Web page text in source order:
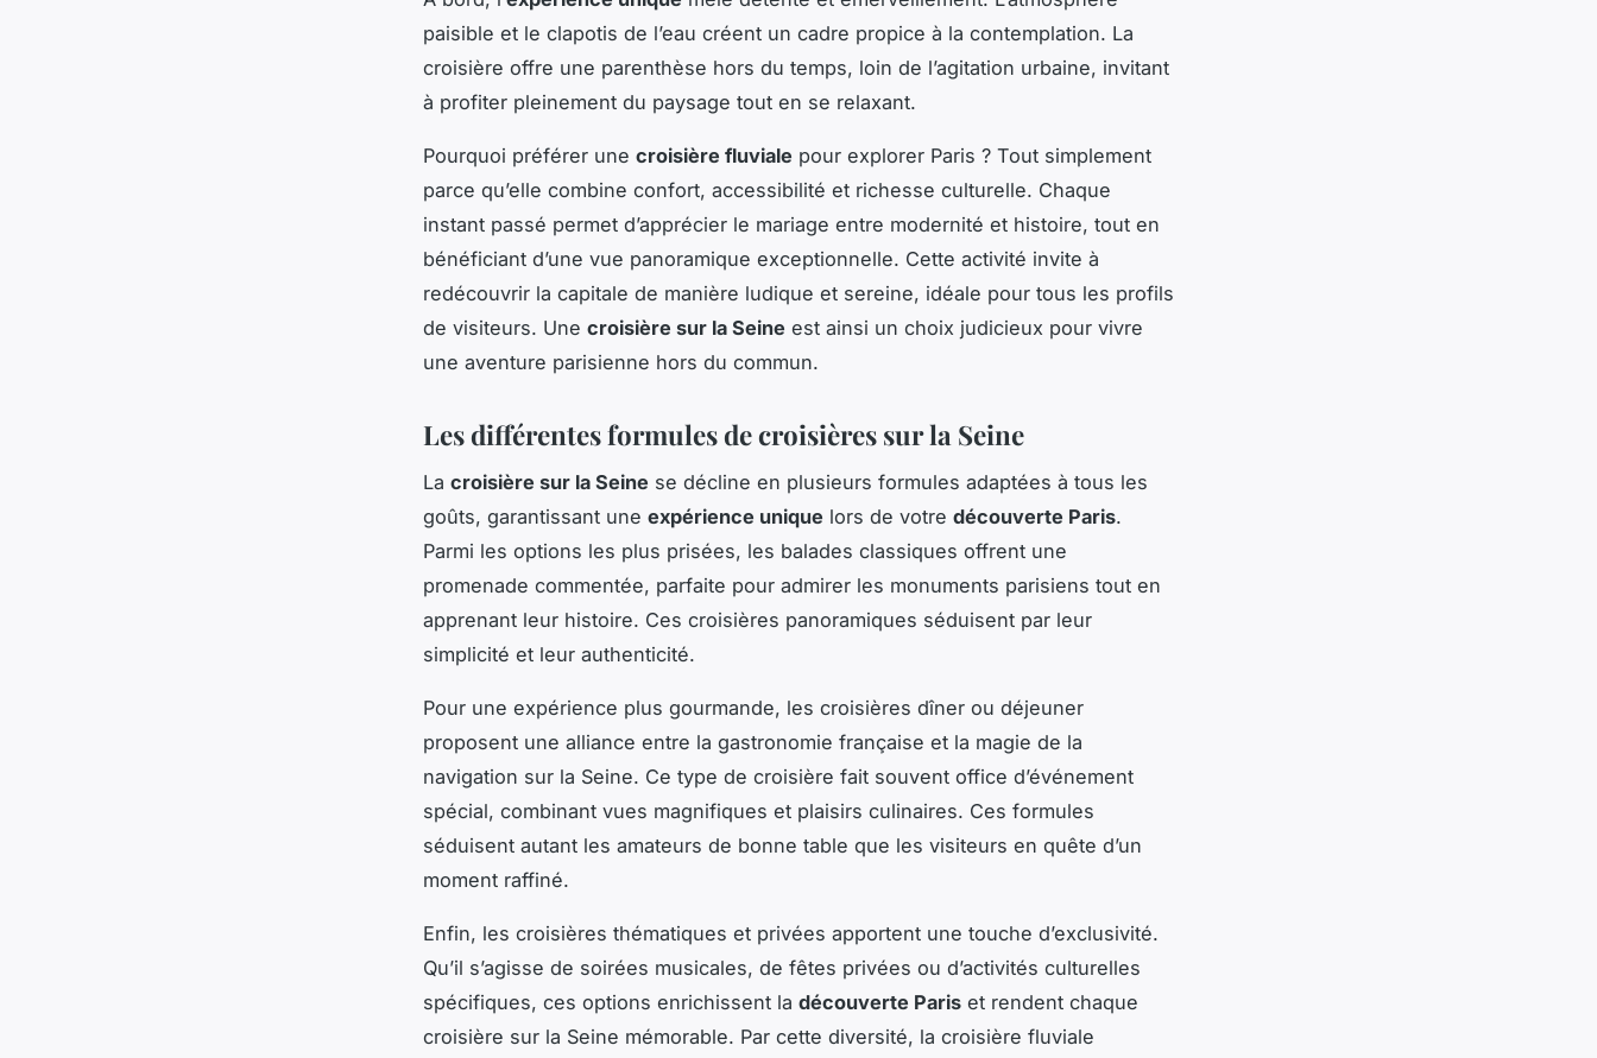
paisible et le clapotis de l’eau créent un cadre propice à la contemplation. La
croisière offre une parenthèse hors du temps, loin de l’agitation urbaine, invitant
à profiter pleinement du paysage tout en se relaxant.
Pourquoi préférer une croisière fluviale pour explorer Paris ? Tout simplement
parce qu’elle combine confort, accessibilité et richesse culturelle. Chaque
instant passé permet d’apprécier le mariage entre modernité et histoire, tout en
bénéficiant d’une vue panoramique exceptionnelle. Cette activité invite à
redécouvrir la capitale de manière ludique et sereine, idéale pour tous les profils
de visiteurs. Une croisière sur la Seine est ainsi un choix judicieux pour vivre
une aventure parisienne hors du commun.
Les différentes formules de croisières sur la Seine
La croisière sur la Seine se décline en plusieurs formules adaptées à tous les
goûts, garantissant une expérience unique lors de votre découverte Paris.
Parmi les options les plus prisées, les balades classiques offrent une
promenade commentée, parfaite pour admirer les monuments parisiens tout en
apprenant leur histoire. Ces croisières panoramiques séduisent par leur
simplicité et leur authenticité.
Pour une expérience plus gourmande, les croisières dîner ou déjeuner
proposent une alliance entre la gastronomie française et la magie de la
navigation sur la Seine. Ce type de croisière fait souvent office d’événement
spécial, combinant vues magnifiques et plaisirs culinaires. Ces formules
séduisent autant les amateurs de bonne table que les visiteurs en quête d’un
moment raffiné.
Enfin, les croisières thématiques et privées apportent une touche d’exclusivité.
Qu’il s’agisse de soirées musicales, de fêtes privées ou d’activités culturelles
spécifiques, ces options enrichissent la découverte Paris et rendent chaque
croisière sur la Seine mémorable. Par cette diversité, la croisière fluviale